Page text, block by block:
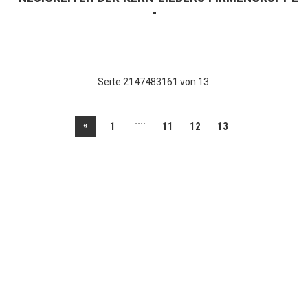
Seite 2147483161 von 13.
« 1 .... 11 12 13